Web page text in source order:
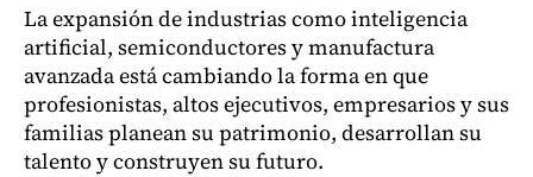
La expansión de industrias como inteligencia
artificial, semiconductores y manufactura
avanzada está cambiando la forma en que
profesionistas, altos ejecutivos, empresarios y sus
familias planean su patrimonio, desarrollan su
talento y construyen su futuro.